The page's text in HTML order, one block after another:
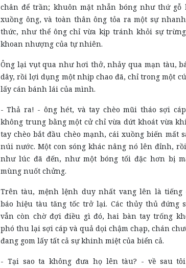
chân để trần; khuôn mặt nhẵn bóng như thứ gỗ
xuồng ông, và toàn thân ông tỏa ra một sự
thức, như thể ông chỉ vừa kịp tránh khỏi sự
khoan nhượng của tự nhiên.
Ông lại vụt qua như hơi thở, nhảy qua mạn tàu,
dây, rồi lợi dụng một nhịp chao đã, chỉ trong một
lấy cán bánh lái của mình.
- Thả ra! - ông hét, và tay chèo mũi tháo sợi
không trung bằng một cử chỉ vừa dứt khoát vừa
tay chèo bắt đầu chèo mạnh, cái xuồng biến mất
núi nước. Một con sóng khác nâng nó lên đỉnh,
như lúc đã đến, như một bóng tối đặc hơn bị
mùng nuốt chửng.
Trên tàu, mệnh lệnh duy nhất vang lên là tiếng
báo hiệu tàu tăng tốc trở lại. Các thủy thủ đứng
vẫn còn chờ đợi điều gì đó, hai bàn tay trống
phó thu lại sợi cáp và quả dọi chậm chạp, chán
đang gom lấy tất cả sự khinh miệt của biển cả.
- Tại sao ta không đưa họ lên tàu? - về sau